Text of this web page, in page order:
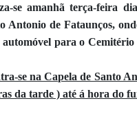
se amanhã terça-feira
Antonio de Fataunços,
para o Cemitério
se na Capela de Santo
da tarde ) até á hora do